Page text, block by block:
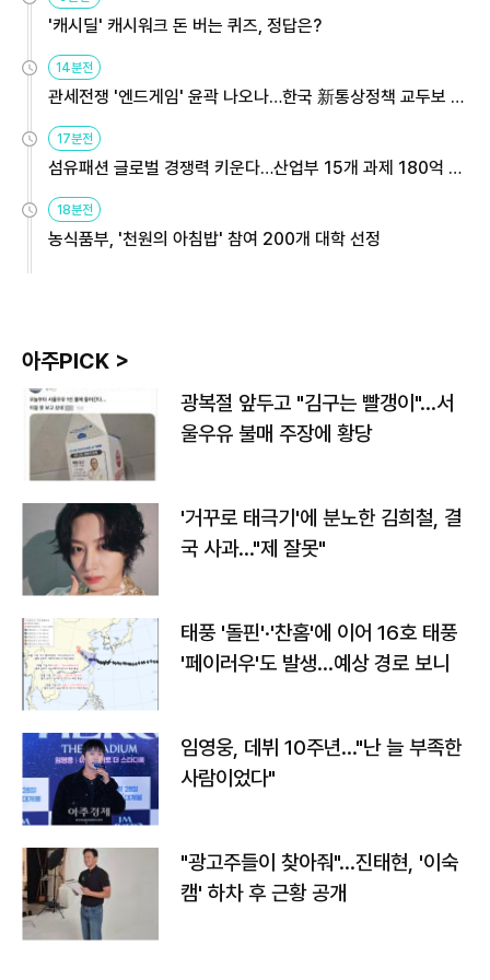
'캐시딜' 캐시워크 돈 버는 퀴즈, 정답은?
14분전
관세전쟁 '엔드게임' 윤곽 나오나…한국 新통상정책 교두보 활
용해야
17분전
섬유패션 글로벌 경쟁력 키운다…산업부 15개 과제 180억 지
원
18분전
농식품부, '천원의 아침밥' 참여 200개 대학 선정
아주PICK >
광복절 앞두고 "김구는 빨갱이"…서
울우유 불매 주장에 황당
'거꾸로 태극기'에 분노한 김희철, 결
국 사과…"제 잘못"
태풍 '돌핀'·'찬홈'에 이어 16호 태풍
'페이러우'도 발생…예상 경로 보니
임영웅, 데뷔 10주년…"난 늘 부족한
사람이었다"
"광고주들이 찾아줘"…진태현, '이숙
캠' 하차 후 근황 공개